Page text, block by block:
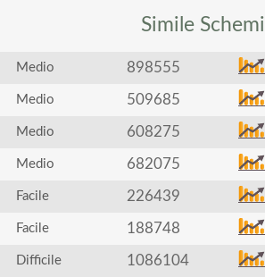
Simile Schemi
Medio 898555
Medio 509685
Medio 608275
Medio 682075
Facile 226439
Facile 188748
Difficile 1086104